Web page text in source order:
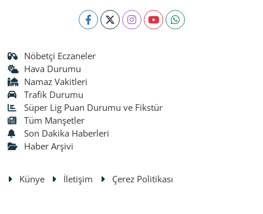
Nöbetçi Eczaneler
Hava Durumu
Namaz Vakitleri
Trafik Durumu
Süper Lig Puan Durumu ve Fikstür
Tüm Manşetler
Son Dakika Haberleri
Haber Arşivi
Künye İletişim Çerez Politikası